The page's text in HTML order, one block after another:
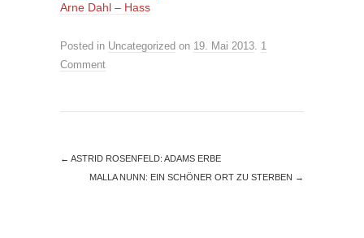
Arne Dahl – Hass
Posted in Uncategorized on 19. Mai 2013. 1
Comment
← ASTRID ROSENFELD: ADAMS ERBE
MALLA NUNN: EIN SCHÖNER ORT ZU STERBEN →